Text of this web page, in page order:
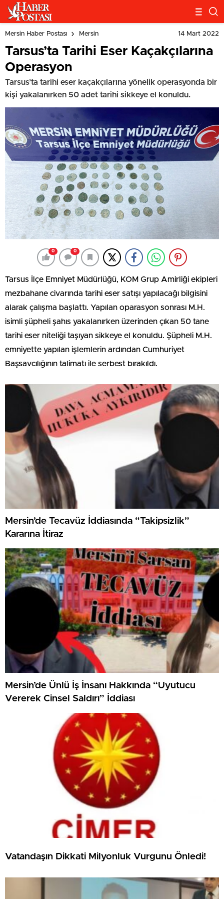
Mersin Haber Postası Mersin 14 Mart 2022
Tarsus’ta Tarihi Eser Kaçakçılarına
Operasyon
Tarsus’ta tarihi eser kaçakçılarına yönelik operasyonda bir
kişi yakalanırken 50 adet tarihi sikkeye el konuldu.
0 0
Tarsus İlçe Emniyet Müdürlüğü, KOM Grup Amirliği ekipleri
mezbahane civarında tarihi eser satışı yapılacağı bilgisini
alarak çalışma başlattı. Yapılan oparasyon sonrası M.H.
isimli şüpheli şahıs yakalanırken üzerinden çıkan 50 tane
tarihi eser niteliği taşıyan sikkeye el konuldu. Şüpheli M.H.
emniyette yapılan işlemlerin ardından Cumhuriyet
Başsavcılığının talimatı ile serbest bırakıldı.
Mersin’de Tecavüz İddiasında “Takipsizlik”
Kararına İtiraz
Mersin’de Ünlü İş İnsanı Hakkında “Uyutucu
Vererek Cinsel Saldırı” İddiası
Vatandaşın Dikkati Milyonluk Vurgunu Önledi!